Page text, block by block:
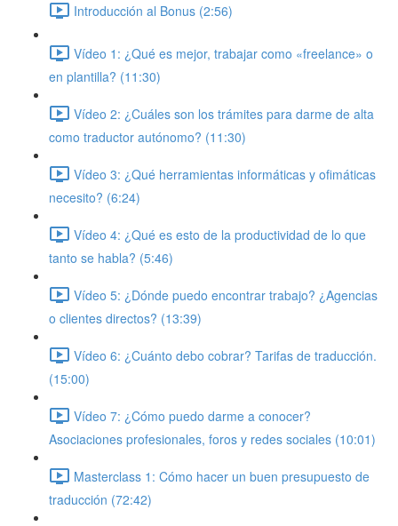
Introducción al Bonus (2:56)
Vídeo 1: ¿Qué es mejor, trabajar como «freelance» o
en plantilla? (11:30)
Vídeo 2: ¿Cuáles son los trámites para darme de alta
como traductor autónomo? (11:30)
Vídeo 3: ¿Qué herramientas informáticas y ofimáticas
necesito? (6:24)
Vídeo 4: ¿Qué es esto de la productividad de lo que
tanto se habla? (5:46)
Vídeo 5: ¿Dónde puedo encontrar trabajo? ¿Agencias
o clientes directos? (13:39)
Vídeo 6: ¿Cuánto debo cobrar? Tarifas de traducción.
(15:00)
Vídeo 7: ¿Cómo puedo darme a conocer?
Asociaciones profesionales, foros y redes sociales (10:01)
Masterclass 1: Cómo hacer un buen presupuesto de
traducción (72:42)